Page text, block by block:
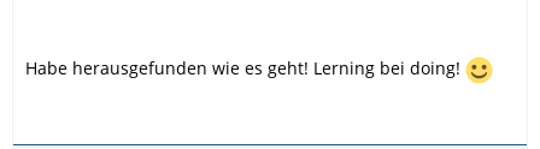
Habe herausgefunden wie es geht! Lerning bei doing!